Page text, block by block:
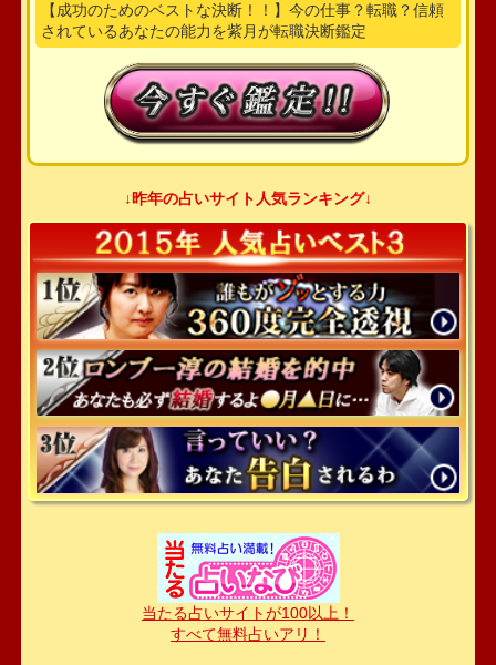
【成功のためのベストな決断！！】今の仕事？転職？信頼
されているあなたの能力を紫月が転職決断鑑定
↓昨年の占いサイト人気ランキング↓
当たる占いサイトが100以上！
すべて無料占いアリ！